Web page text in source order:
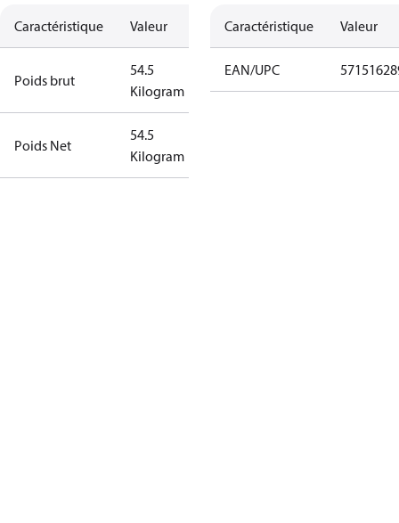
Caractéristique Valeur
Poids brut
54.5
Kilogram
Poids Net
54.5
Kilogram
Caractéristique Valeur
EAN/UPC